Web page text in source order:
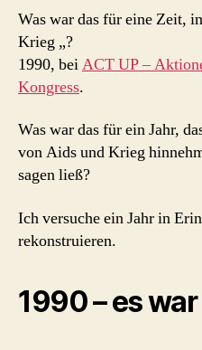
Was war das für eine Zeit,
Krieg „?
1990, beiACT UP –
Kongress.
Was war das für ein Jahr,
von Aids und Krieg
sagen ließ?
Ich versuche ein Jahr in
rekonstruieren.
1990 – es